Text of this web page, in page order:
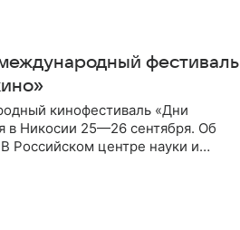
фестиваль
кинофестиваль «Дни
в Никосии 25—26 сентября. Об
Российском центре науки и